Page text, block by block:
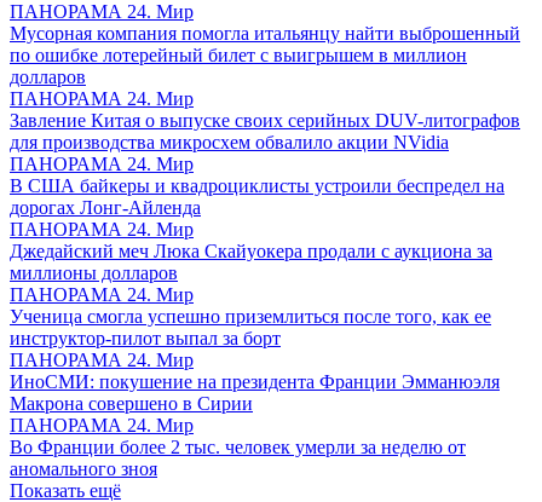
ПАНОРАМА 24. Мир
Мусорная компания помогла итальянцу найти выброшенный
по ошибке лотерейный билет с выигрышем в миллион
долларов
ПАНОРАМА 24. Мир
Завление Китая о выпуске своих серийных DUV-литографов
для производства микросхем обвалило акции NVidia
ПАНОРАМА 24. Мир
В США байкеры и квадроциклисты устроили беспредел на
дорогах Лонг-Айленда
ПАНОРАМА 24. Мир
Джедайский меч Люка Скайуокера продали с аукциона за
миллионы долларов
ПАНОРАМА 24. Мир
Ученица смогла успешно приземлиться после того, как ее
инструктор-пилот выпал за борт
ПАНОРАМА 24. Мир
ИноСМИ: покушение на президента Франции Эмманюэля
Макрона совершено в Сирии
ПАНОРАМА 24. Мир
Во Франции более 2 тыс. человек умерли за неделю от
аномального зноя
Показать ещё